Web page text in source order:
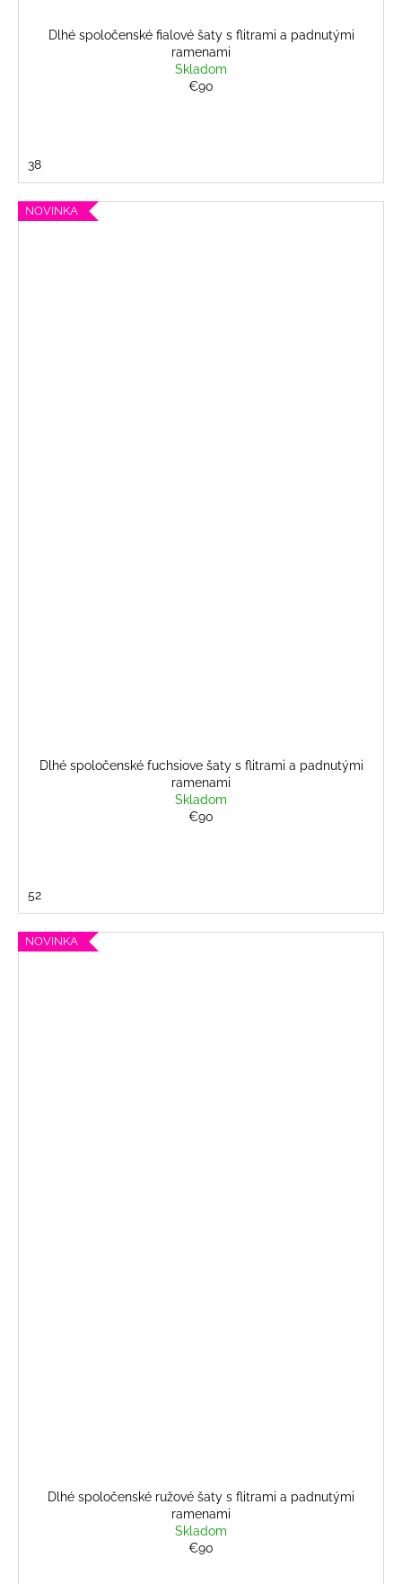
Dlhé spoločenské fialové šaty s flitrami a padnutými
ramenami
Skladom
€90
38
NOVINKA
Dlhé spoločenské fuchsiove šaty s flitrami a padnutými
ramenami
Skladom
€90
52
NOVINKA
Dlhé spoločenské ružové šaty s flitrami a padnutými
ramenami
Skladom
€90